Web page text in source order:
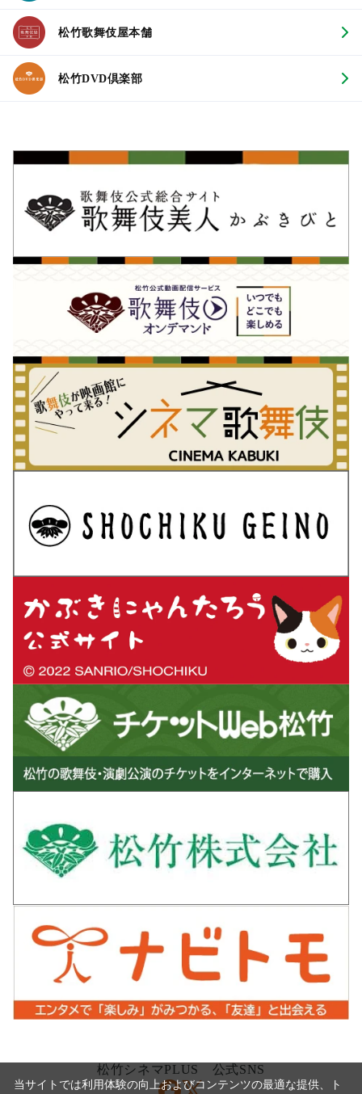
松竹歌舞伎屋本舗
松竹DVD倶楽部
松竹シネマPLUS 公式SNS
当サイトでは利用体験の向上およびコンテンツの最適な提供、ト